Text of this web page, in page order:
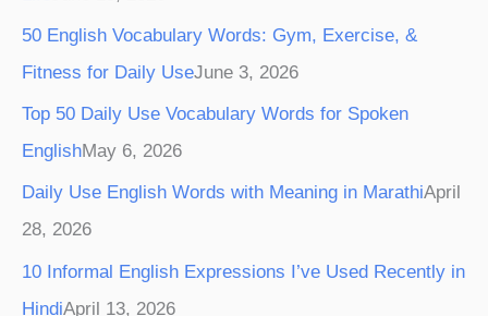
50 English Vocabulary Words: Gym, Exercise, &
Fitness for Daily UseJune 3, 2026
Top 50 Daily Use Vocabulary Words for Spoken
EnglishMay 6, 2026
Daily Use English Words with Meaning in MarathiApril
28, 2026
10 Informal English Expressions I’ve Used Recently in
HindiApril 13, 2026